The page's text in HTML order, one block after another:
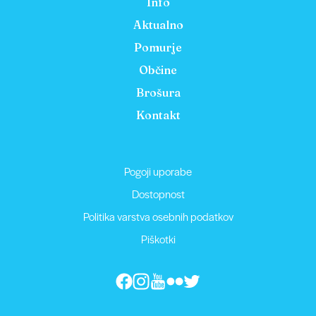
Aktualno
Pomurje
Občine
Brošura
Kontakt
Pogoji uporabe
Dostopnost
Politika varstva osebnih podatkov
Piškotki